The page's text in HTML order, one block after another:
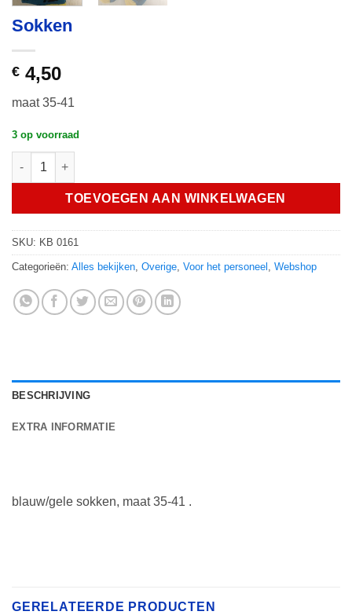
Sokken
€ 4,50
maat 35-41
3 op voorraad
Sokken hoeveelheid
TOEVOEGEN AAN WINKELWAGEN
SKU: KB 0161
Categorieën: Alles bekijken Overige Voor het personeel Webshop
BESCHRIJVING
EXTRA INFORMATIE
blauw/gele sokken, maat 35-41 .
GERELATEERDE PRODUCTEN